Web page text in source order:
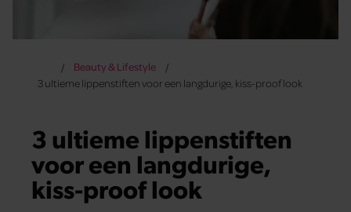
Beauty & Lifestyle
3 ultieme lippenstiften voor een langdurige, kiss-proof look
3 ultieme lippenstiften
voor een langdurige,
kiss-proof look